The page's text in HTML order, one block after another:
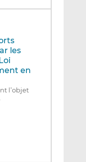
les
en
l’objet